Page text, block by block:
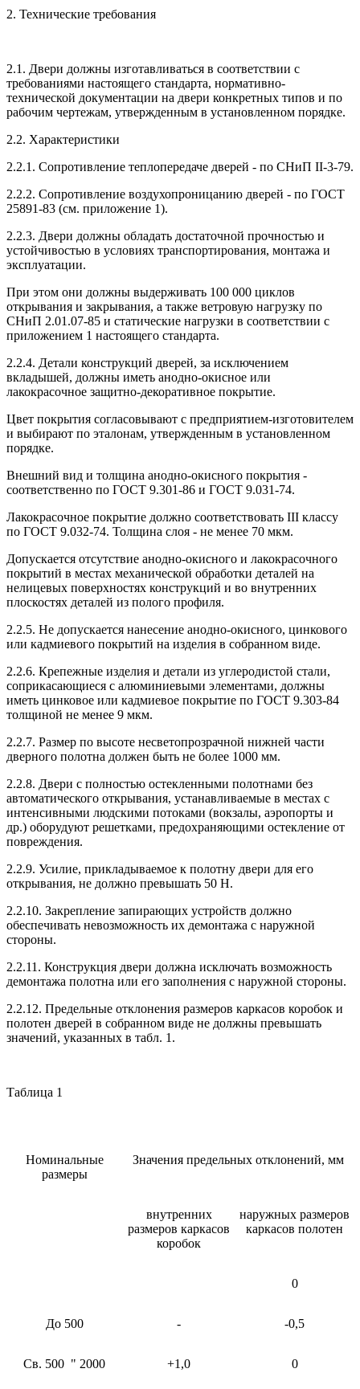
2. Технические требования
2.1. Двери должны изготавливаться в соответствии с
требованиями настоящего стандарта, нормативно-
технической документации на двери конкретных типов и по
рабочим чертежам, утвержденным в установленном порядке.
2.2. Характеристики
2.2.1. Сопротивление теплопередаче дверей - по СНиП II-3-79.
2.2.2. Сопротивление воздухопроницанию дверей - по ГОСТ
25891-83 (см. приложение 1).
2.2.3. Двери должны обладать достаточной прочностью и
устойчивостью в условиях транспортирования, монтажа и
эксплуатации.
При этом они должны выдерживать 100 000 циклов
открывания и закрывания, а также ветровую нагрузку по
СНиП 2.01.07-85 и статические нагрузки в соответствии с
приложением 1 настоящего стандарта.
2.2.4. Детали конструкций дверей, за исключением
вкладышей, должны иметь анодно-окисное или
лакокрасочное защитно-декоративное покрытие.
Цвет покрытия согласовывают с предприятием-изготовителем
и выбирают по эталонам, утвержденным в установленном
порядке.
Внешний вид и толщина анодно-окисного покрытия -
соответственно по ГОСТ 9.301-86 и ГОСТ 9.031-74.
Лакокрасочное покрытие должно соответствовать III классу
по ГОСТ 9.032-74. Толщина слоя - не менее 70 мкм.
Допускается отсутствие анодно-окисного и лакокрасочного
покрытий в местах механической обработки деталей на
нелицевых поверхностях конструкций и во внутренних
плоскостях деталей из полого профиля.
2.2.5. Не допускается нанесение анодно-окисного, цинкового
или кадмиевого покрытий на изделия в собранном виде.
2.2.6. Крепежные изделия и детали из углеродистой стали,
соприкасающиеся с алюминиевыми элементами, должны
иметь цинковое или кадмиевое покрытие по ГОСТ 9.303-84
толщиной не менее 9 мкм.
2.2.7. Размер по высоте несветопрозрачной нижней части
дверного полотна должен быть не более 1000 мм.
2.2.8. Двери с полностью остекленными полотнами без
автоматического открывания, устанавливаемые в местах с
интенсивными людскими потоками (вокзалы, аэропорты и
др.) оборудуют решетками, предохраняющими остекление от
повреждения.
2.2.9. Усилие, прикладываемое к полотну двери для его
открывания, не должно превышать 50 Н.
2.2.10. Закрепление запирающих устройств должно
обеспечивать невозможность их демонтажа с наружной
стороны.
2.2.11. Конструкция двери должна исключать возможность
демонтажа полотна или его заполнения с наружной стороны.
2.2.12. Предельные отклонения размеров каркасов коробок и
полотен дверей в собранном виде не должны превышать
значений, указанных в табл. 1.
Таблица 1
Номинальные
размеры
Значения предельных отклонений, мм
внутренних
размеров каркасов
коробок
наружных размеров
каркасов полотен
0
До 500 - -0,5
Св. 500 " 2000 +1,0 0